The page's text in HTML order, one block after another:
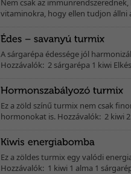
Nem csak az
vitaminokra, hogy ellen tudjon állni
A sárgarépa édessége jól
Hozzávalók: 2 sárgarépa 1 kiwi
Ez a zöld színű turmix nem csak
hormonokat is. Hozzávalók: 2 kiwi
Ez a zöldes turmix egy valódi
Hozzávalók: 1 kiwi 1 alma 1